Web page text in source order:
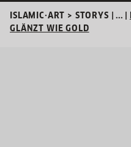
ISLAMIC·ART > STORYS | ... |
GLÄNZT WIE GOLD